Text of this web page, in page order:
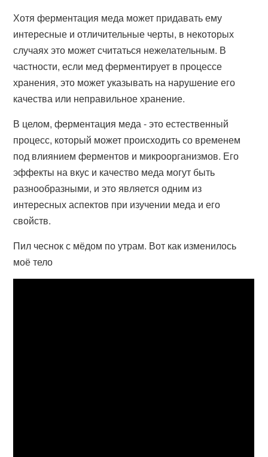
Хотя ферментация меда может придавать ему
интересные и отличительные черты, в некоторых
случаях это может считаться нежелательным. В
частности, если мед ферментирует в процессе
хранения, это может указывать на нарушение его
качества или неправильное хранение.
В целом, ферментация меда - это естественный
процесс, который может происходить со временем
под влиянием ферментов и микроорганизмов. Его
эффекты на вкус и качество меда могут быть
разнообразными, и это является одним из
интересных аспектов при изучении меда и его
свойств.
Пил чеснок с мёдом по утрам. Вот как изменилось
моё тело